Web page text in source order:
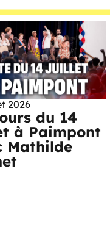
2026
du 14
à Paimpont
Mathilde